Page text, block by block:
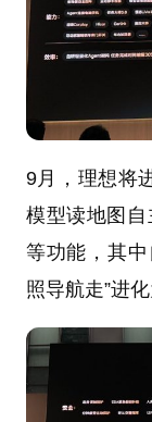
9月，理想将
模型读地图
等功能，其
照导航走”进